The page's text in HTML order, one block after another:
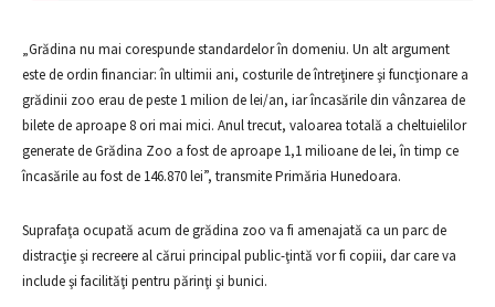
„Grădina nu mai corespunde standardelor în domeniu. Un alt argument
este de ordin financiar: în ultimii ani, costurile de întreţinere şi funcţionare a
grădinii zoo erau de peste 1 milion de lei/an, iar încasările din vânzarea de
bilete de aproape 8 ori mai mici. Anul trecut, valoarea totală a cheltuielilor
generate de Grădina Zoo a fost de aproape 1,1 milioane de lei, în timp ce
încasările au fost de 146.870 lei”, transmite Primăria Hunedoara.
Suprafaţa ocupată acum de grădina zoo va fi amenajată ca un parc de
distracţie şi recreere al cărui principal public-ţintă vor fi copiii, dar care va
include şi facilităţi pentru părinţi şi bunici.